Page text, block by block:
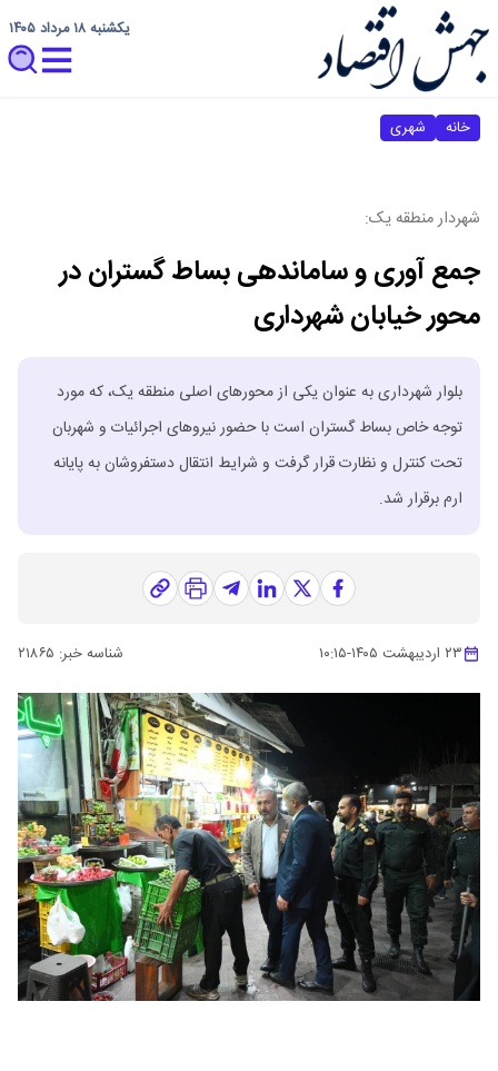
یکشنبه ۱۸ مرداد ۱۴۰۵
خانه شهری
شهردار منطقه یک:
جمع آوری و ساماندهی بساط گستران در
محور خیابان شهرداری
بلوار شهرداری به عنوان یکی از محورهای اصلی منطقه یک، که مورد
توجه خاص بساط گستران است با حضور نیروهای اجرائیات و شهربان
تحت کنترل و نظارت قرار گرفت و شرایط انتقال دستفروشان به پایانه
ارم برقرار شد.
۲۳ اردیبهشت ۱۴۰۵ -۱۰:۱۵ شناسه خبر: ۲۱۸۶۵